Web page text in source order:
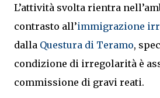
L’attività svolta rientra
contrasto all’immigrazione
dalla Questura di Teramo,
condizione di irregolarità è
commissione di gravi reati.